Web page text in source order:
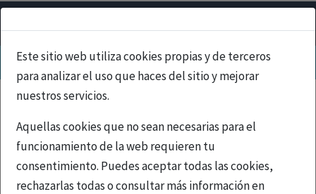
Este sitio web utiliza cookies propias y de terceros
para analizar el uso que haces del sitio y mejorar
nuestros servicios.
Aquellas cookies que no sean necesarias para el
funcionamiento de la web requieren tu
consentimiento. Puedes aceptar todas las cookies,
rechazarlas todas o consultar más información en